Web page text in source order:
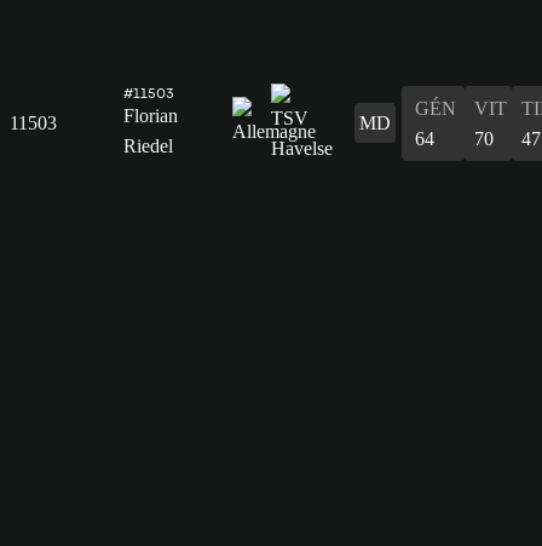
11503
#11503
Florian
Riedel
MD
GÉN
64
VIT
70
47